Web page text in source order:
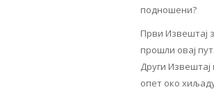
подношени?
Први Извештај
прошли овај
Други
опет око